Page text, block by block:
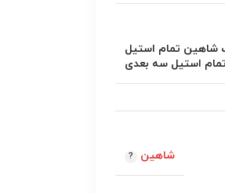
شاهین تمام استیل
استیل سه بعدی
شاهین